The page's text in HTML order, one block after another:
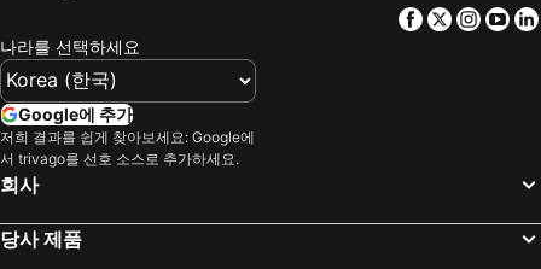
후쿠오카, 큐슈섬 호텔
유후인, 큐슈섬 호텔
기타큐슈, 큐슈섬 호텔
구마모토, 큐슈섬 호텔
Ureshino, 큐슈섬 호텔
도쿄, 칸토 호텔
나고야, 추부/호쿠리쿠 호텔
Facebook
Twitter
나라를 선택하세요
Google에 추가
저희 결과를 쉽게 찾아보세요: Google에
서 trivago를 선호 소스로 추가하세요.
회사
당사 제품